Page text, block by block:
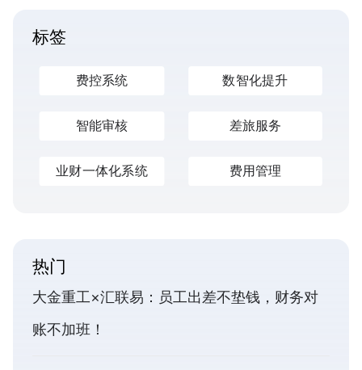
标签
费控系统 数智化提升
智能审核 差旅服务
业财一体化系统 费用管理
热门
大金重工×汇联易：员工出差不垫钱，财务对
账不加班！